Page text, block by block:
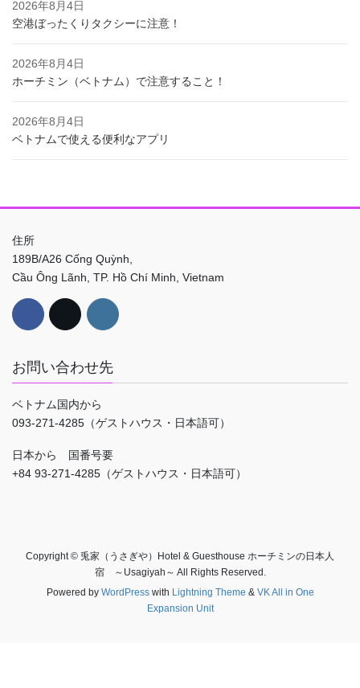
2026年8月4日
空港ぼったくりタクシーに注意！
2026年8月4日
ホーチミン（ベトナム）で注意すること！
2026年8月4日
ベトナムで使える便利なアプリ
住所
189B/A26 Cống Quỳnh,
Cầu Ông Lãnh, TP. Hồ Chí Minh, Vietnam
お問い合わせ先
ベトナム国内から
093-271-4285（ゲストハウス・日本語可）
日本から 国番号要
+84 93-271-4285（ゲストハウス・日本語可）
Copyright © 兎家（うさぎや）Hotel & Guesthouse ホーチミンの日本人
宿 ～Usagiyah～ All Rights Reserved.
Powered by WordPresswith Lightning Theme & VK All in One
Expansion Unit